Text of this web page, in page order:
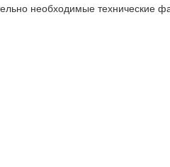
необходимые технические